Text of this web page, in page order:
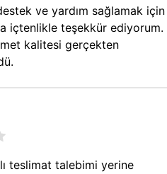
ve yardım sağlamak için
içtenlikle teşekkür ediyorum.
kalitesi gerçekten
teslimat talebimi yerine